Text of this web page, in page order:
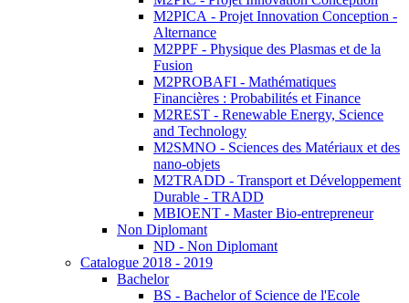
M2PICA - Projet Innovation Conception -
Alternance
M2PPF - Physique des Plasmas et de la
Fusion
M2PROBAFI - Mathématiques
Financières : Probabilités et Finance
M2REST - Renewable Energy, Science
and Technology
M2SMNO - Sciences des Matériaux et des
nano-objets
M2TRADD - Transport et Développement
Durable - TRADD
MBIOENT - Master Bio-entrepreneur
Non Diplomant
ND - Non Diplomant
Catalogue 2018 - 2019
Bachelor
BS - Bachelor of Science de l'Ecole